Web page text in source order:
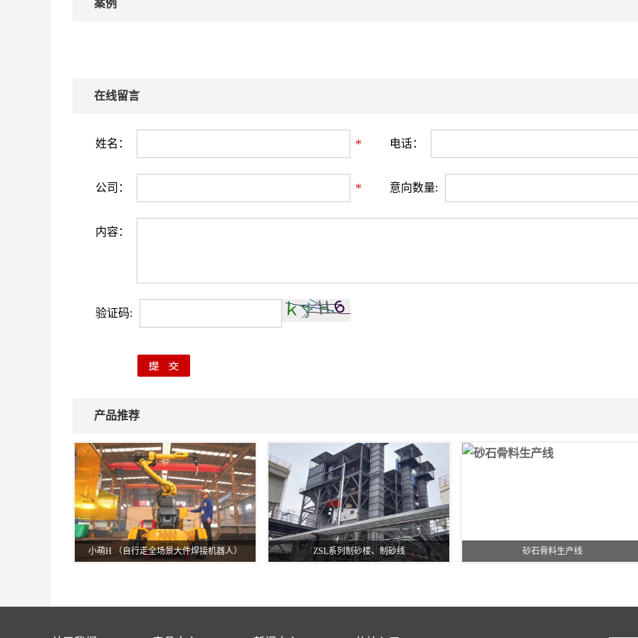
案例
在线留言
姓名： * 电话：
公司： * 意向数量:
内容：
验证码:
产品推荐
小萌H （自行走全场景大件焊接机器人） ZSL系列制砂楼、制砂线 砂石骨料生产线